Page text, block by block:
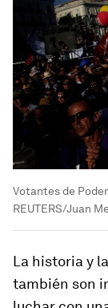
Votantes de
REUTERS/Juan
La historia y
también son